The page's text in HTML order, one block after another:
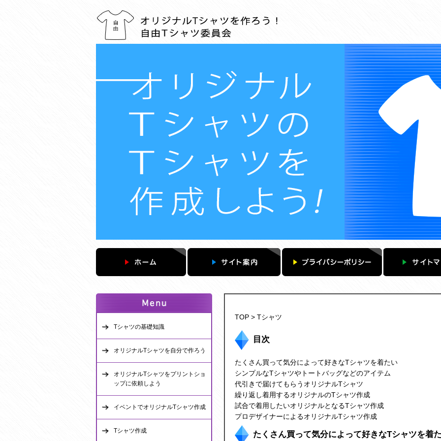
Tシャツの基礎知識
オリジナルTシャツを自分で作ろう
オリジナルTシャツをプリントショ
ップに依頼しよう
イベントでオリジナルTシャツ作成
Tシャツ作成
TOP > Tシャツ
目次
たくさん買って気分によって好きなTシャツを着たい
シンプルなTシャツやトートバッグなどのアイテム
代引きで届けてもらうオリジナルTシャツ
繰り返し着用するオリジナルのTシャツ作成
試合で着用したいオリジナルとなるTシャツ作成
プロデザイナーによるオリジナルTシャツ作成
たくさん買って気分によって好きなTシャツを着